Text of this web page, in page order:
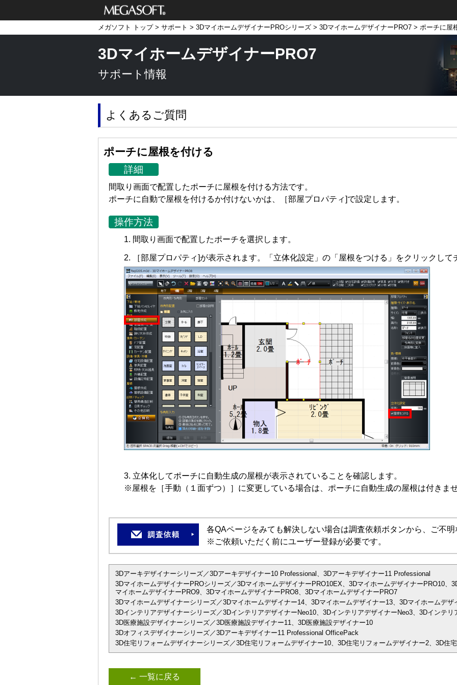
メガソフト株式
会社
メガソフト トップ> サポート > 3DマイホームデザイナーPROシリーズ > 3DマイホームデザイナーPRO7 > ポーチに屋
3DマイホームデザイナーPRO7
サポート情報
よくあるご質問
ポーチに屋根を付ける
詳細
間取り画面で配置したポーチに屋根を付ける方法です。
ポーチに自動で屋根を付けるか付けないかは、［部屋プロパティ]で設定します。
操作方法
間取り画面で配置したポーチを選択します。
［部屋プロパティ]が表示されます。「立体化設定」の「屋根をつける」をクリックして
立体化してポーチに自動生成の屋根が表示されていることを確認します。
※屋根を［手動（１面ずつ）］に変更している場合は、ポーチに自動生成の屋根は付きませ
各QAページをみても解決しない場合は調査依頼ボタンから、ご不明
※ご依頼いただく前にユーザー登録が必要です。
3Dアーキデザイナーシリーズ／3Dアーキデザイナー10 Professional、3Dアーキデザイナー11 Professional
3DマイホームデザイナーPROシリーズ／3DマイホームデザイナーPRO10EX、3DマイホームデザイナーPRO10、
マイホームデザイナーPRO9、3DマイホームデザイナーPRO8、3DマイホームデザイナーPRO7
3Dマイホームデザイナーシリーズ／3Dマイホームデザイナー14、3Dマイホームデザイナー13、3Dマイホームデザ
3Dインテリアデザイナーシリーズ／3DインテリアデザイナーNeo10、3DインテリアデザイナーNeo3、3Dインテリ
3D医療施設デザイナーシリーズ／3D医療施設デザイナー11、3D医療施設デザイナー10
3Dオフィスデザイナーシリーズ／3Dアーキデザイナー11 Professional OfficePack
3D住宅リフォームデザイナーシリーズ／3D住宅リフォームデザイナー10、3D住宅リフォームデザイナー2、3D住
← 一覧に戻る